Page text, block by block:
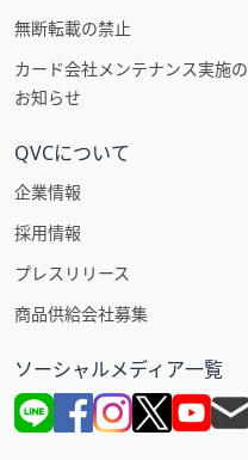
無断転載の禁止
カード会社メンテナンス実施の
お知らせ
QVCについて
企業情報
採用情報
プレスリリース
商品供給会社募集
ソーシャルメディア一覧